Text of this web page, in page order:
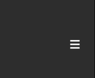
TRAGEDIJA